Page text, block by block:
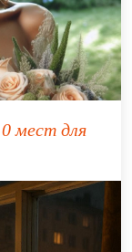
мест для